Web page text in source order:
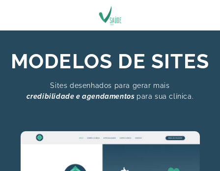
MODELOS DE SITES
Sites desenhados para gerar mais
credibilidade e agendamentos para sua clínica.